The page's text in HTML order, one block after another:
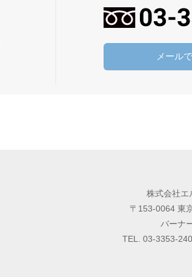
メール
株式会社エ
〒153-0064 東
バーナ
TEL. 03-3353-